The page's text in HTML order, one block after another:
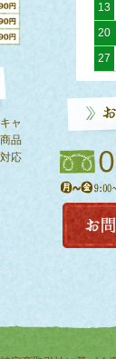
ャ
品
応
13
20
27